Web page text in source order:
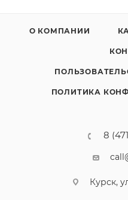
О КОМПАНИИ
ПОЛИТИКА
8
Курск,